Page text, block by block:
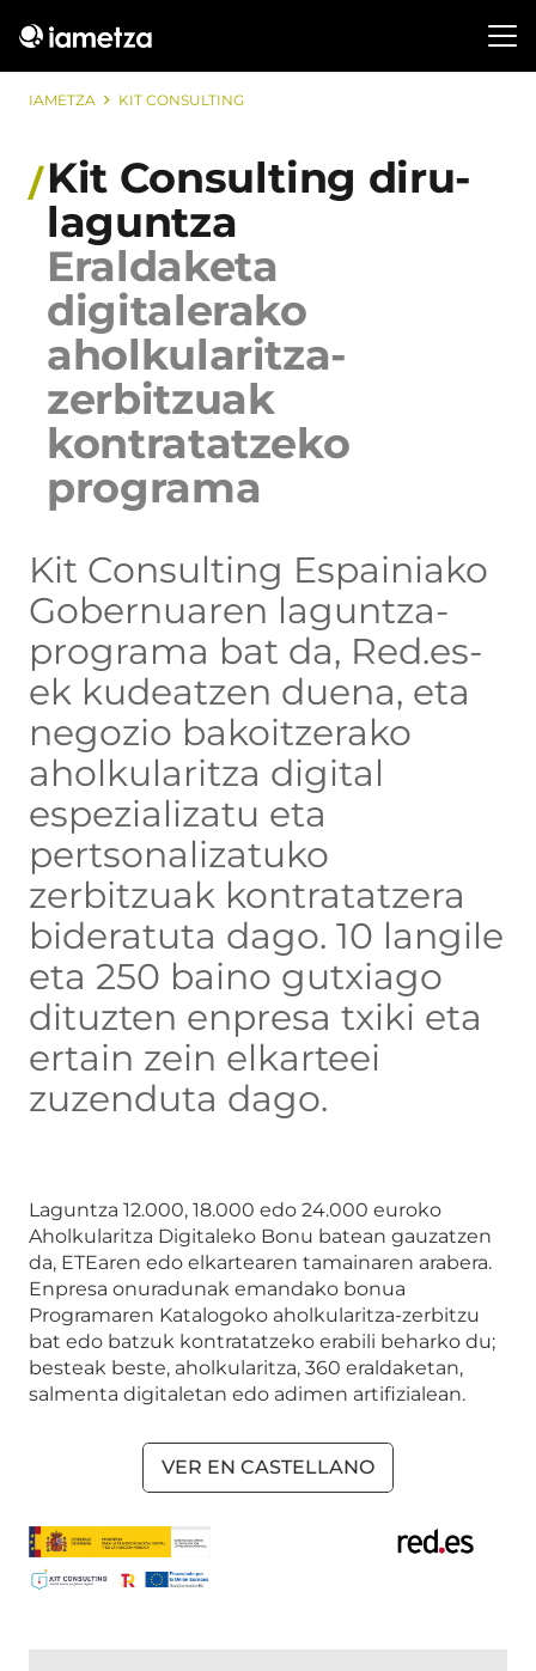
IAMETZA KIT CONSULTING
Kit Consulting diru-
laguntza
Eraldaketa
digitalerako
aholkularitza-
zerbitzuak
kontratatzeko
programa
Kit Consulting Espainiako
Gobernuaren laguntza-
programa bat da, Red.es-
ek kudeatzen duena, eta
negozio bakoitzerako
aholkularitza digital
espezializatu eta
pertsonalizatuko
zerbitzuak kontratatzera
bideratuta dago. 10 langile
eta 250 baino gutxiago
dituzten enpresa txiki eta
ertain zein elkarteei
zuzenduta dago.
Laguntza 12.000, 18.000 edo 24.000 euroko
Aholkularitza Digitaleko Bonu batean gauzatzen
da, ETEaren edo elkartearen tamainaren arabera.
Enpresa onuradunak emandako bonua
Programaren Katalogoko aholkularitza-zerbitzu
bat edo batzuk kontratatzeko erabili beharko du;
besteak beste, aholkularitza, 360 eraldaketan,
salmenta digitaletan edo adimen artifizialean.
VER EN CASTELLANO